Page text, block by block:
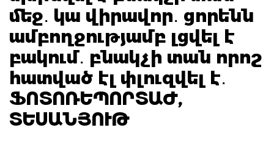
մեջ․ կա վիրավոր․ ցորենն
ամբողջությամբ լցվել է
բակում․ բնակչի տան որոշ
հատված էլ փլուզվել է․
ՖՈՏՈՌԵՊՈՐՏԱԺ,
ՏԵՍԱՆՅՈՒԹ